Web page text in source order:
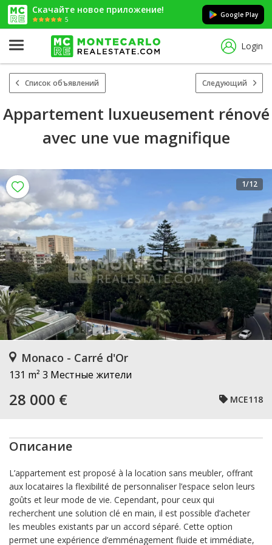
Скачайте новое приложение!
5
Google Play
Login
Список объявлений Следующий
Appartement luxueusement rénové
avec une vue magnifique
1/12
Monaco - Carré d'Or
131 m² 3 Местные жители
28 000 € MCE118
Описание
L’appartement est proposé à la location sans meubler, offrant
aux locataires la flexibilité de personnaliser l’espace selon leurs
goûts et leur mode de vie. Cependant, pour ceux qui
recherchent une solution clé en main, il est possible d’acheter
les meubles existants par un accord séparé. Cette option
permet une expérience d’emménagement fluide et immédiate,